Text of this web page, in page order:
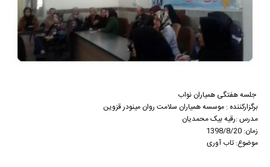
جلسه هفتگی همیاران نواب
برگزارکننده : موسسه همیاران سلامت روان مینودر قزوین
مدرس :رقیه بیک محمدیان
زمان: 1398/8/20
موضوع: تاب آوری